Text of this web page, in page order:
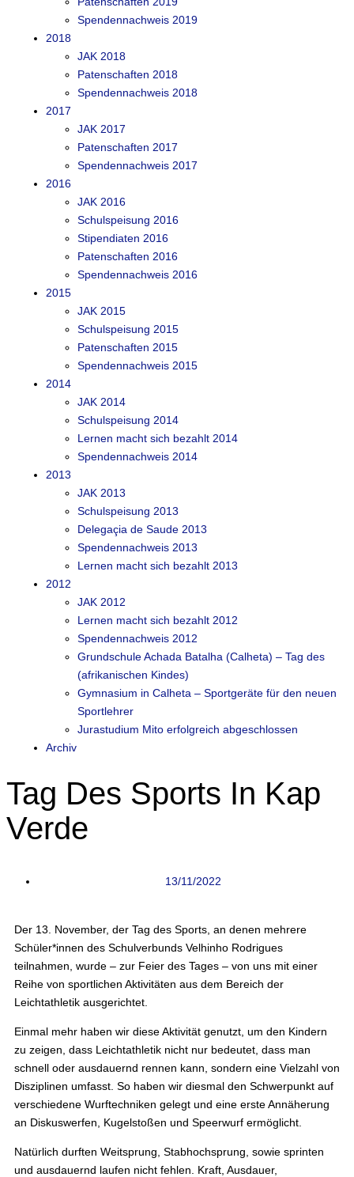
Spendennachweis 2019
2018
JAK 2018
Patenschaften 2018
Spendennachweis 2018
2017
JAK 2017
Patenschaften 2017
Spendennachweis 2017
2016
JAK 2016
Schulspeisung 2016
Stipendiaten 2016
Patenschaften 2016
Spendennachweis 2016
2015
JAK 2015
Schulspeisung 2015
Patenschaften 2015
Spendennachweis 2015
2014
JAK 2014
Schulspeisung 2014
Lernen macht sich bezahlt 2014
Spendennachweis 2014
2013
JAK 2013
Schulspeisung 2013
Delegaçia de Saude 2013
Spendennachweis 2013
Lernen macht sich bezahlt 2013
2012
JAK 2012
Lernen macht sich bezahlt 2012
Spendennachweis 2012
Grundschule Achada Batalha (Calheta) – Tag des
(afrikanischen Kindes)
Gymnasium in Calheta – Sportgeräte für den neuen
Sportlehrer
Jurastudium Mito erfolgreich abgeschlossen
Archiv
Tag Des Sports In Kap
Verde
13/11/2022
Der 13. November, der Tag des Sports, an denen mehrere
Schüler*innen des Schulverbunds Velhinho Rodrigues
teilnahmen, wurde – zur Feier des Tages – von uns mit einer
Reihe von sportlichen Aktivitäten aus dem Bereich der
Leichtathletik ausgerichtet.
Einmal mehr haben wir diese Aktivität genutzt, um den Kindern
zu zeigen, dass Leichtathletik nicht nur bedeutet, dass man
schnell oder ausdauernd rennen kann, sondern eine Vielzahl von
Disziplinen umfasst. So haben wir diesmal den Schwerpunkt auf
verschiedene Wurftechniken gelegt und eine erste Annäherung
an Diskuswerfen, Kugelstoßen und Speerwurf ermöglicht.
Natürlich durften Weitsprung, Stabhochsprung, sowie sprinten
und ausdauernd laufen nicht fehlen. Kraft, Ausdauer,